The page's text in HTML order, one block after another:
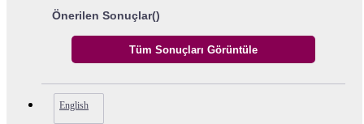
Önerilen Sonuçlar()
English